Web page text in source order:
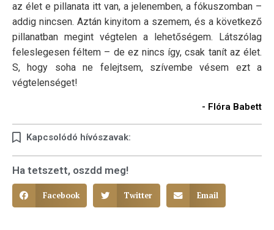
az élet e pillanata itt van, a jelenemben, a fókuszomban –
addig nincsen. Aztán kinyitom a szemem, és a következő
pillanatban megint végtelen a lehetőségem. Látszólag
feleslegesen féltem – de ez nincs így, csak tanít az élet.
S, hogy soha ne felejtsem, szívembe vésem ezt a
végtelenséget!
- Flóra Babett
Kapcsolódó hívószavak:
Ha tetszett, oszdd meg!
Facebook Twitter Email